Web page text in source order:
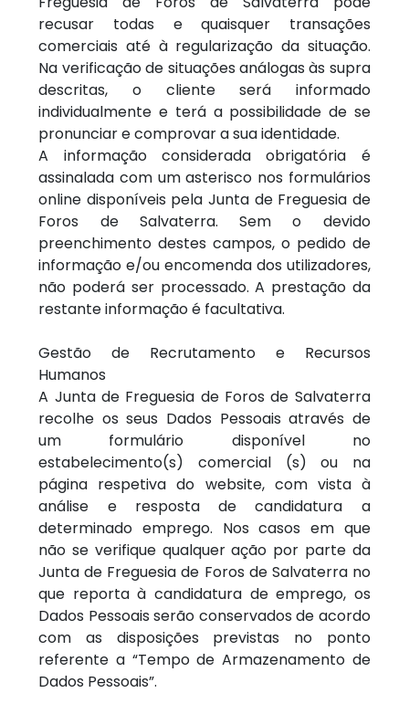
recusar todas e quaisquer transações
comerciais até à regularização da situação.
Na verificação de situações análogas às supra
descritas, o cliente será informado
individualmente e terá a possibilidade de se
pronunciar e comprovar a sua identidade.
A informação considerada obrigatória é
assinalada com um asterisco nos formulários
online disponíveis pela Junta de Freguesia de
Foros de Salvaterra. Sem o devido
preenchimento destes campos, o pedido de
informação e/ou encomenda dos utilizadores,
não poderá ser processado. A prestação da
restante informação é facultativa.
Gestão de Recrutamento e Recursos
Humanos
A Junta de Freguesia de Foros de Salvaterra
recolhe os seus Dados Pessoais através de
um formulário disponível no
estabelecimento(s) comercial (s) ou na
página respetiva do website, com vista à
análise e resposta de candidatura a
determinado emprego. Nos casos em que
não se verifique qualquer ação por parte da
Junta de Freguesia de Foros de Salvaterra no
que reporta à candidatura de emprego, os
Dados Pessoais serão conservados de acordo
com as disposições previstas no ponto
referente a “Tempo de Armazenamento de
Dados Pessoais”.